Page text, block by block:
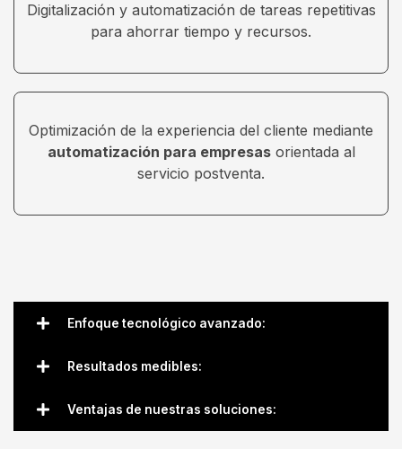
Digitalización y automatización de tareas repetitivas
para ahorrar tiempo y recursos.
Optimización de la experiencia del cliente mediante
automatización para empresasorientada al
servicio postventa.
Enfoque tecnológico avanzado:
Resultados medibles:
Ventajas de nuestras soluciones: